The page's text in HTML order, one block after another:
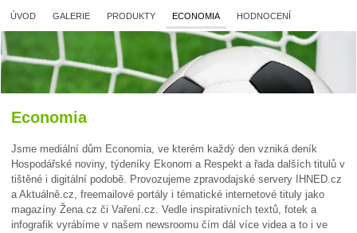
ÚVOD GALERIE PRODUKTY ECONOMIA HODNOCENÍ
Economia
Jsme mediální dům Economia, ve kterém každý den vzniká deník
Hospodářské noviny, týdeníky Ekonom a Respekt a řada dalších titulů v
tištěné i digitální podobě. Provozujeme zpravodajské servery IHNED.cz
a Aktuálně.cz, freemailové portály i tématické internetové tituly jako
magazíny Žena.cz či Vaření.cz. Vedle inspirativních textů, fotek a
infografik vyrábíme v našem newsroomu čím dál více videa a to i ve